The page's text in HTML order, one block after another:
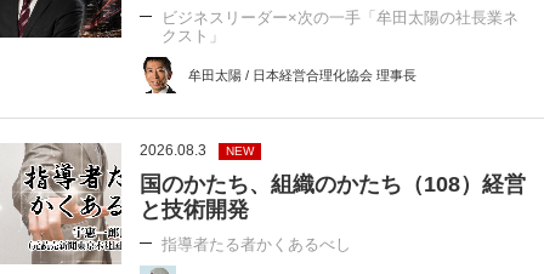
ビジネスリーダー×次の一手「牟田太陽の社長業ネ
クスト」
牟田太陽 / 日本経営合理化協会 理事長
2026.08.3 NEW
国のかたち、組織のかたち（108）経営
と技術開発
指導者たる者かくあるべし